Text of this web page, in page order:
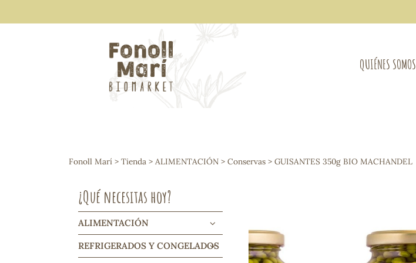
QUIÉNES SOMOS
Arroces y legumbres
Frutos secos y snacks
Cereales, mueslis, hinchados y crujientes
Galletas y dulces
Vinos y cavas
Condimentos y salsas
Harinas y sémolas
Pasta
Osteo-articular
Mujer
Extracto de plantas
Fonoll Marí > Tienda > ALIMENTACIÓN > Conservas > GUISANTES 350g BIO MACHANDEL
¿Qué necesitas hoy?
ALIMENTACIÓN
REFRIGERADOS Y CONGELADOS